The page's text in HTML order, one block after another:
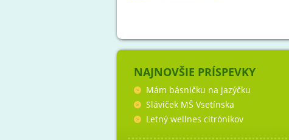
NAJNOVŠIE PRÍSPEVKY
Mám básničku na jazýčku
Sláviček MŠ Vsetínska
Letný wellnes citrónikov